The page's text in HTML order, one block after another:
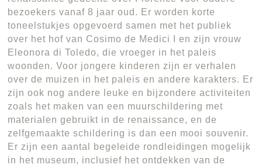
bezoekers vanaf 8 jaar oud. Er worden korte
toneelstukjes opgevoerd samen met het publiek
over het hof van Cosimo de Medici I en zijn vrouw
Eleonora di Toledo, die vroeger in het paleis
woonden. Voor jongere kinderen zijn er verhalen
over de muizen in het paleis en andere karakters. Er
zijn ook nog andere leuke en bijzondere activiteiten
zoals het maken van een muurschildering met
materialen gebruikt in de renaissance, en de
zelfgemaakte schildering is dan een mooi souvenir.
Er zijn een aantal begeleide rondleidingen mogelijk
in het museum, inclusief het ontdekken van de